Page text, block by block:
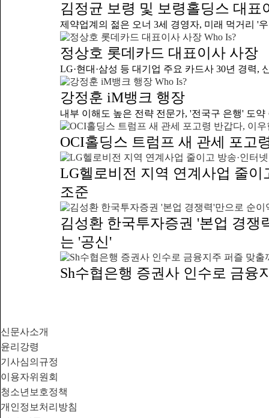
김정균 보령 및 보령홀딩스 대표
제약업계의 젊은 오너 3세 경영자, 미래 먹거리 '
Who Is?
정상호 롯데카드 대표이사 사장
LG·현대·삼성 등 대기업 주요 카드사 30년 경력,
Who Is?
강정훈 iM뱅크 행장
내부 이해도 높은 전략 전문가, '전국구 은행' 도약
OCI홀딩스 트럼프 새 관세 포고
LG헬로비전 지역 연계사업 줄이
조준
김성환 한국투자증권 '본업 경쟁
는 '공신'
Sh수협은행 증권사 인수로 금융
신문사소개
윤리강령
기사심의규정
이용자위원회
청소년보호정책
개인정보처리방침